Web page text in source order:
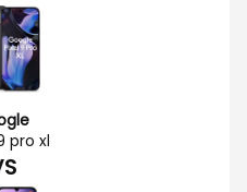
pro xl